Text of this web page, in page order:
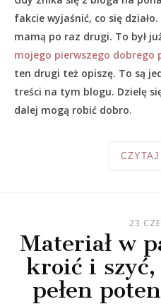
fakcie wyjaśnić, co się działo.
mamą po raz drugi. To był
mojego pierwszego dobrego
ten drugi też opiszę. To są
treści na tym blogu. Dzielę
dalej mogą robić dobro.
23
Materiał w
kroić i
pełen